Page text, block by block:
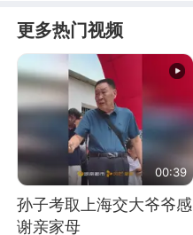
更多热门视频
00:39
孙子考取上海交大爷爷感
谢亲家母